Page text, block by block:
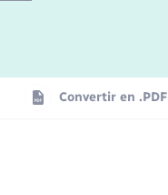
Convertir en .PDF